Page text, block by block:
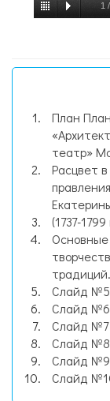
1 /
План План
театр»
Расцвет
правления
(1737-1799
Слайд №5
Слайд №6
Слайд №7
Слайд №8
Слайд №9
Слайд